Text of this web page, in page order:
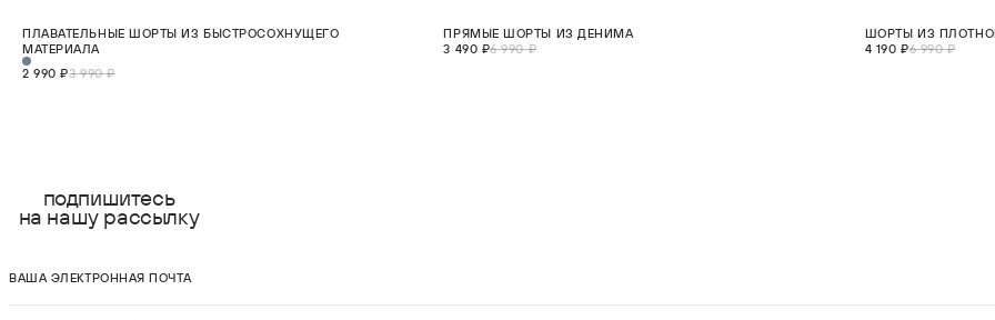
НОВИНКА
S M L XL 2XL
ПЛАВАТЕЛЬНЫЕ ШОРТЫ ИЗ БЫСТРОСОХНУЩЕГО
МАТЕРИАЛА
2 990 ₽3 990 ₽
S M L
ПРЯМЫЕ ШОРТЫ ИЗ ДЕНИМА
3 490 ₽6 990 ₽
ХИТ
ШОРТЫ ИЗ
4 190 ₽6 990 ₽
подпишитесь
на нашу рассылку